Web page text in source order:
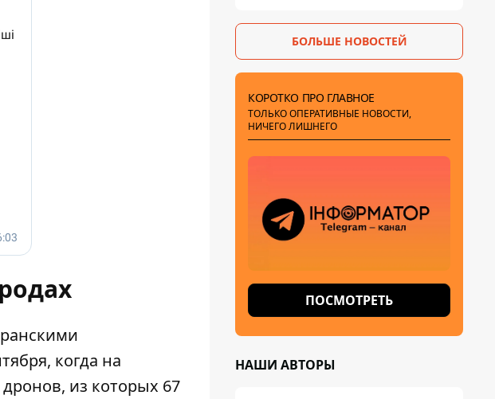
когда на
из которых 67
БОЛЬШЕ НОВОСТЕЙ
КОРОТКО ПРО ГЛАВНОЕ
ТОЛЬКО ОПЕРАТИВНЫЕ НОВОСТИ,
НИЧЕГО ЛИШНЕГО
ПОСМОТРЕТЬ
НАШИ АВТОРЫ